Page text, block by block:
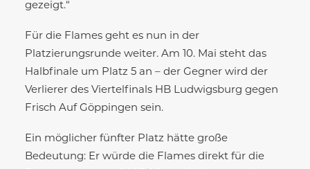
gezeigt.“
Für die Flames geht es nun in der
Platzierungsrunde weiter. Am 10. Mai steht das
Halbfinale um Platz 5 an – der Gegner wird der
Verlierer des Viertelfinals HB Ludwigsburg gegen
Frisch Auf Göppingen sein.
Ein möglicher fünfter Platz hätte große
Bedeutung: Er würde die Flames direkt für die